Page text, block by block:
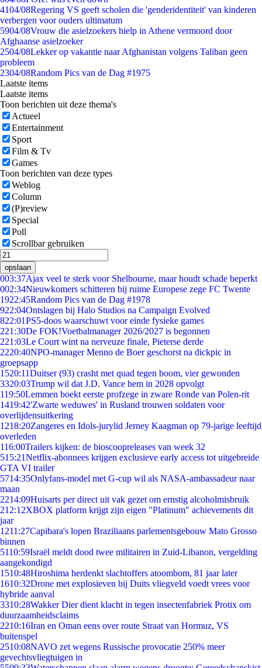
4104/08Regering VS geeft scholen die 'genderidentiteit' van kinderen
verbergen voor ouders ultimatum
5904/08Vrouw die asielzoekers hielp in Athene vermoord door
Afghaanse asielzoeker
2504/08Lekker op vakantie naar Afghanistan volgens Taliban geen
probleem
2304/08Random Pics van de Dag #1975
Laatste items
Laatste items
Toon berichten uit deze thema's
Actueel
Entertainment
Sport
Film & Tv
Games
Toon berichten van deze types
Weblog
Column
(P)review
Special
Poll
Scrollbar gebruiken
opslaan
003:37Ajax veel te sterk voor Shelbourne, maar houdt schade beperkt
002:34Nieuwkomers schitteren bij ruime Europese zege FC Twente
1922:45Random Pics van de Dag #1978
922:04Ontslagen bij Halo Studios na Campaign Evolved
822:01PS5-doos waarschuwt voor einde fysieke games
221:30De FOK!Voetbalmanager 2026/2027 is begonnen
221:03Le Court wint na nerveuze finale, Pieterse derde
2220:40NPO-manager Menno de Boer geschorst na dickpic in
groepsapp
1520:11Duitser (93) crasht met quad tegen boom, vier gewonden
3320:03Trump wil dat J.D. Vance hem in 2028 opvolgt
119:50Lemmen boekt eerste profzege in zware Ronde van Polen-rit
1419:42'Zwarte weduwes' in Rusland trouwen soldaten voor
overlijdensuitkering
1218:20Zangeres en Idols-jurylid Jerney Kaagman op 79-jarige leeftijd
overleden
116:00Trailers kijken: de bioscoopreleases van week 32
515:21Netflix-abonnees krijgen exclusieve early access tot uitgebreide
GTA VI trailer
5714:35Onlyfans-model met G-cup wil als NASA-ambassadeur naar
maan
2214:09Huisarts per direct uit vak gezet om ernstig alcoholmisbruik
212:12XBOX platform krijgt zijn eigen "Platinum" achievements dit
jaar
1211:27Capibara's lopen Braziliaans parlementsgebouw Mato Grosso
binnen
5110:59Israël meldt dood twee militairen in Zuid-Libanon, vergelding
aangekondigd
1510:48Hiroshima herdenkt slachtoffers atoombom, 81 jaar later
1610:32Drone met explosieven bij Duits vliegveld voedt vrees voor
hybride aanval
3310:28Wakker Dier dient klacht in tegen insectenfabriek Protix om
duurzaamheidsclaims
2210:16Iran en Oman eens over route Straat van Hormuz, VS
buitenspel
2510:08NAVO zet wegens Russische provocatie 250% meer
gevechtsvliegtuigen in